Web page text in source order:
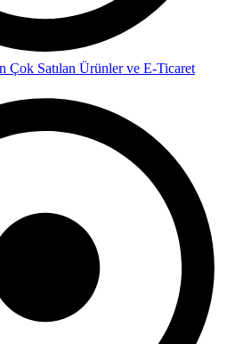
Çok Satılan Ürünler ve E-Ticaret